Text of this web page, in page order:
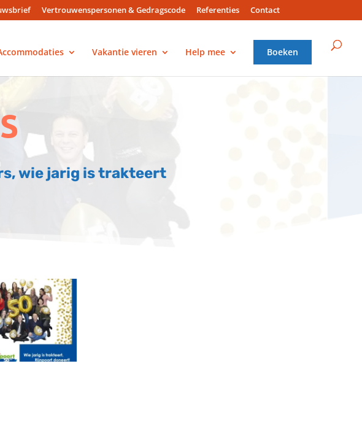
Vertrouwenspersonen & Gedragscode Referenties Contact
Vakantie vieren Help mee Boeken
wie jarig is trakteert